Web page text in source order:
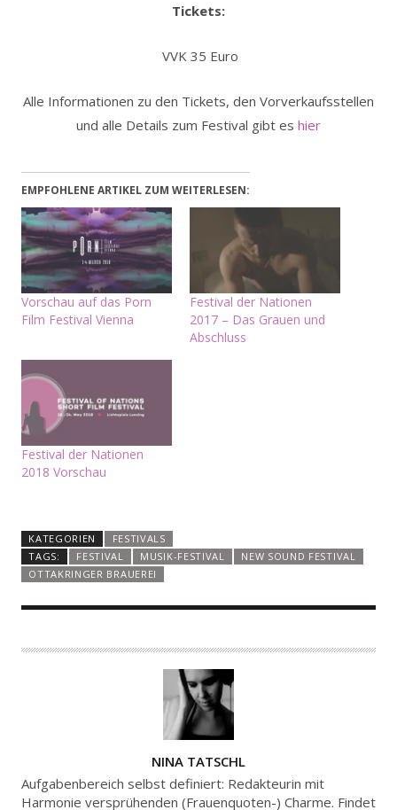
Tickets:
VVK 35 Euro
Alle Informationen zu den Tickets, den Vorverkaufsstellen
und alle Details zum Festival gibt es hier
EMPFOHLENE ARTIKEL ZUM WEITERLESEN:
Vorschau auf das Porn
Film Festival Vienna
Festival der Nationen
2017 – Das Grauen und
Abschluss
Festival der Nationen
2018 Vorschau
KATEGORIEN
FESTIVALS
TAGS:
FESTIVAL MUSIK-FESTIVAL
NEW SOUND FESTIVAL
OTTAKRINGER BRAUEREI
U
T
NINA TATSCHL
Aufgabenbereich selbst definiert: Redakteurin mit
Harmonie versprühenden (Frauenquoten-) Charme. Findet